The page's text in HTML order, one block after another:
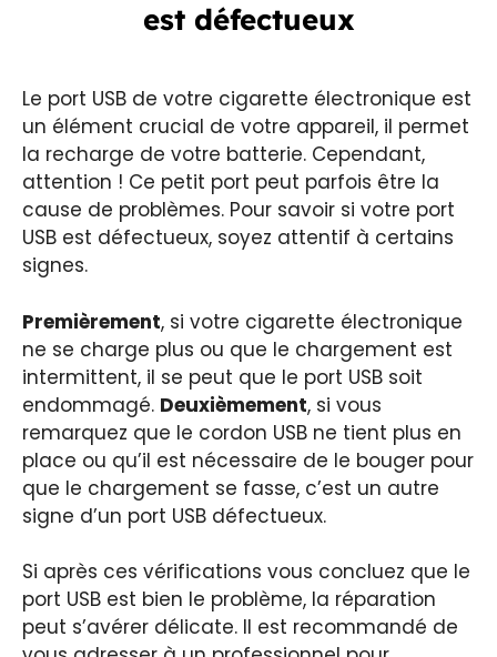
est défectueux
Le port USB de votre cigarette électronique est
un élément crucial de votre appareil, il permet
la recharge de votre batterie. Cependant,
attention ! Ce petit port peut parfois être la
cause de problèmes. Pour savoir si votre port
USB est défectueux, soyez attentif à certains
signes.
Premièrement, si votre cigarette électronique
ne se charge plus ou que le chargement est
intermittent, il se peut que le port USB soit
endommagé. Deuxièmement, si vous
remarquez que le cordon USB ne tient plus en
place ou qu’il est nécessaire de le bouger pour
que le chargement se fasse, c’est un autre
signe d’un port USB défectueux.
Si après ces vérifications vous concluez que le
port USB est bien le problème, la réparation
peut s’avérer délicate. Il est recommandé de